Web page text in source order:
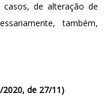
casos, de alteração de
também,
2020, de 27/11)